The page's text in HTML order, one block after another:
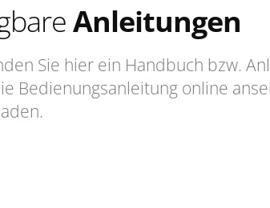
Anleitungen
Sie hier ein Handbuch bzw.
Bedienungsanleitung online